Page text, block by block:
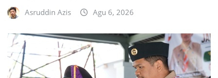
Asruddin Azis Agu 6, 2026